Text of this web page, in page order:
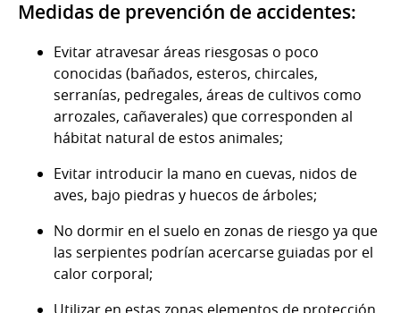
Medidas de prevención de accidentes:
Evitar atravesar áreas riesgosas o poco
conocidas (bañados, esteros, chircales,
serranías, pedregales, áreas de cultivos como
arrozales, cañaverales) que corresponden al
hábitat natural de estos animales;
Evitar introducir la mano en cuevas, nidos de
aves, bajo piedras y huecos de árboles;
No dormir en el suelo en zonas de riesgo ya que
las serpientes podrían acercarse guiadas por el
calor corporal;
Utilizar en estas zonas elementos de protección